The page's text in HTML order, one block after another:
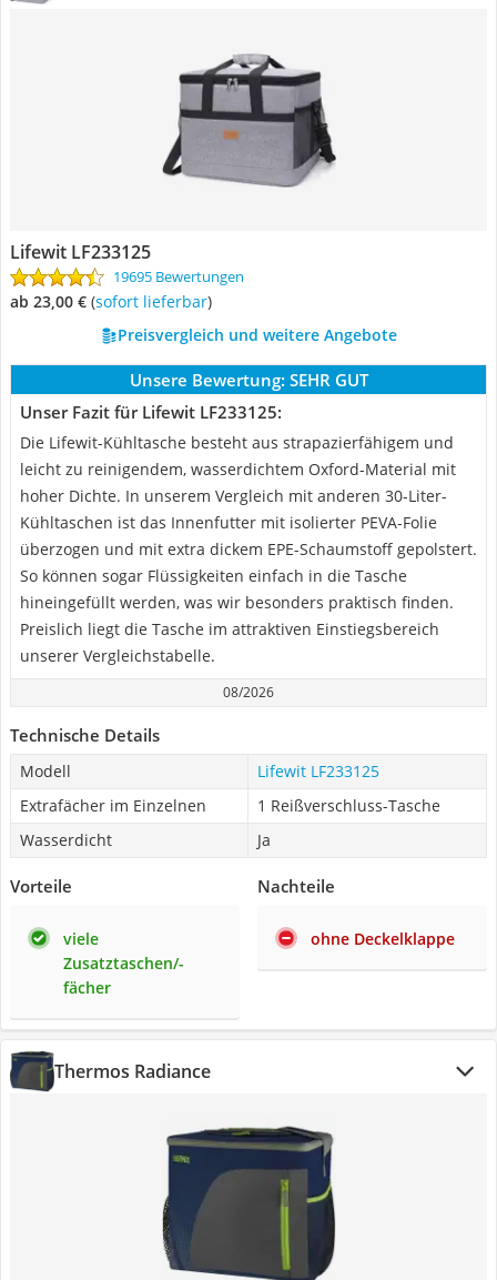
Lifewit LF233125
19695 Bewertungen
ab 23,00 € ( Sofort lieferbar)
Preisvergleich und weitere Angebote
Unsere Bewertung: SEHR GUT
Unser Fazit für Lifewit LF233125:
Die Lifewit-Kühltasche besteht aus strapazierfähigem und
leicht zu reinigendem, wasserdichtem Oxford-Material mit
hoher Dichte. In unserem Vergleich mit anderen 30-Liter-
Kühltaschen ist das Innenfutter mit isolierter PEVA-Folie
überzogen und mit extra dickem EPE-Schaumstoff gepolstert.
So können sogar Flüssigkeiten einfach in die Tasche
hineingefüllt werden, was wir besonders praktisch finden.
Preislich liegt die Tasche im attraktiven Einstiegsbereich
unserer Vergleichstabelle.
08/2026
Technische Details
Modell
Lifewit LF233125
Extrafächer im Einzelnen
1 Reißverschluss-Tasche
Wasserdicht
Ja
Vorteile
viele
Zusatztaschen/-
fächer
Nachteile
ohne Deckelklappe
Thermos Radiance